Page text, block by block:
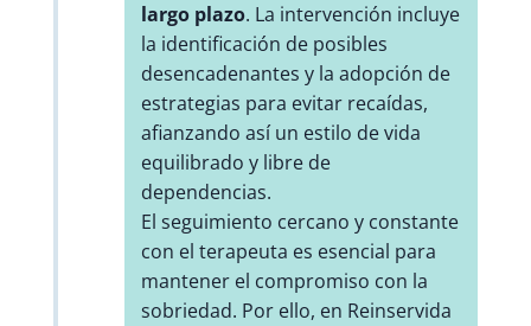
largo plazo. La intervención incluye
la identificación de posibles
desencadenantes y la adopción de
estrategias para evitar recaídas,
afianzando así un estilo de vida
equilibrado y libre de
dependencias.
El seguimiento cercano y constante
con el terapeuta es esencial para
mantener el compromiso con la
sobriedad. Por ello, en Reinservida